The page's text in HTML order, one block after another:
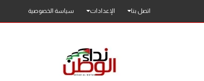
اتصل بنا الإعدادات سياسة الخصوصية